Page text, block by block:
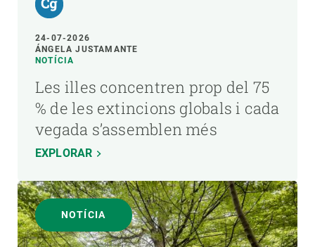
24-07-2026
ÁNGELA JUSTAMANTE
NOTÍCIA
Les illes concentren prop del 75
% de les extincions globals i cada
vegada s’assemblen més
EXPLORAR
NOTÍCIA